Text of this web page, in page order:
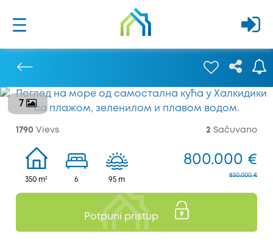
7
1790 Vievs 2 Sačuvano
350 m² 6 95 m
800.000 €
850.000 €
Potpuni pristup